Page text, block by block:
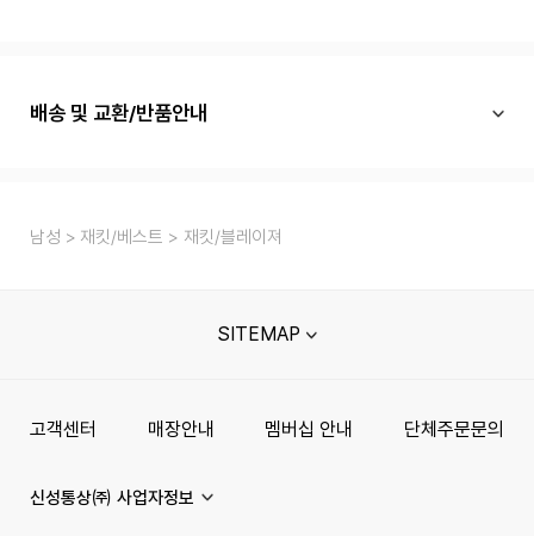
배송 및 교환/반품안내
남성 재킷/베스트 재킷/블레이져
SITEMAP
고객센터 매장안내 멤버십 안내 단체주문문의
신성통상㈜ 사업자정보